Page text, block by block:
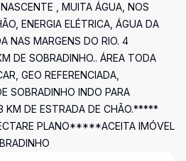
, MUITA ÁGUA, NOS
ENERGIA ELÉTRICA, ÁGUA DA
NAS MARGENS DO RIO. 4
DE SOBRADINHO.. ÁREA TODA
GEO REFERENCIADA,
SOBRADINHO INDO PARA
KM DE ESTRADA DE CHÃO.*****
PLANO*****ACEITA IMÓVEL